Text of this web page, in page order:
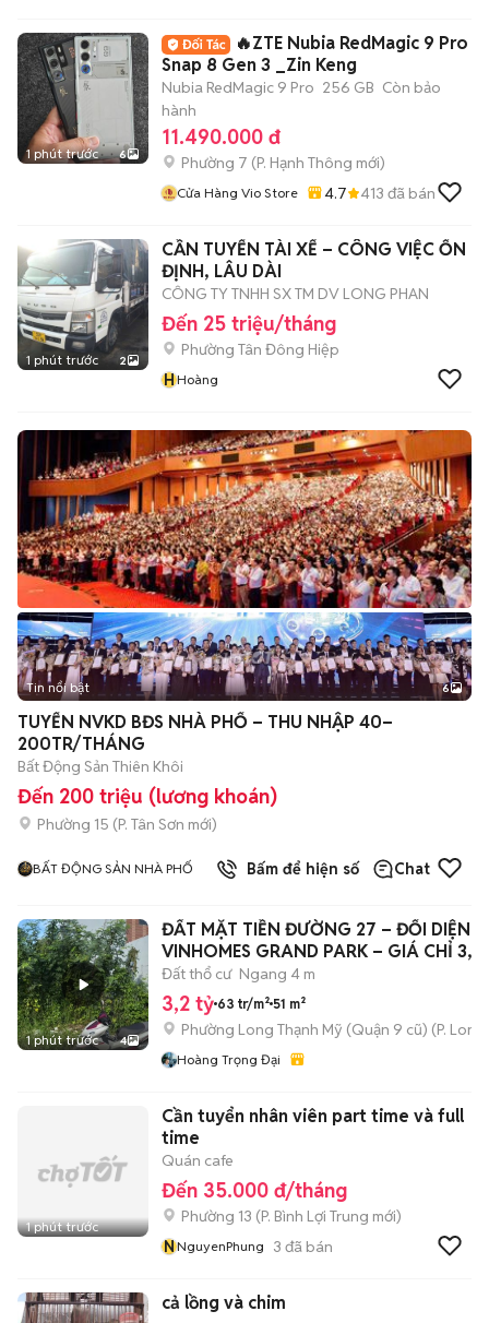
1 phút trước 6
🔥ZTE Nubia RedMagic 9 Pro
Snap 8 Gen 3 _Zin Keng
Nubia RedMagic 9 Pro 256 GB Còn bảo
hành
11.490.000 đ
Phường 7 (P. Hạnh Thông mới)
Cửa Hàng Vio Store 4.7 413 đã bán
1 phút trước 2
CẦN TUYỂN TÀI XẾ – CÔNG VIỆC ỔN
ĐỊNH, LÂU DÀI
CÔNG TY TNHH SX TM DV LONG PHAN
Đến 25 triệu/tháng
Phường Tân Đông Hiệp
HHoàng
+2
Tin nổi bật 6
TUYỂN NVKD BĐS NHÀ PHỐ – THU NHẬP 40–
200TR/THÁNG
Bất Động Sản Thiên Khôi
Đến 200 triệu (lương khoán)
Phường 15 (P. Tân Sơn mới)
BẤT ĐỘNG SẢN NHÀ PHỐ Bấm để hiện số Chat
1 phút trước 4
ĐẤT MẶT TIỀN ĐƯỜNG 27 – ĐỐI DIỆN
VINHOMES GRAND PARK – GIÁ CHỈ 3,2
Đất thổ cư Ngang 4 m
3,2 tỷ 63 tr/m² 51 m²
Phường Long Thạnh Mỹ (Quận 9 cũ) (P.
Hoàng Trọng Đại
1 phút trước
Cần tuyển nhân viên part time và full
time
Quán cafe
Đến 35.000 đ/tháng
Phường 13 (P. Bình Lợi Trung mới)
NNguyenPhung 3 đã bán
cả lồng và chim